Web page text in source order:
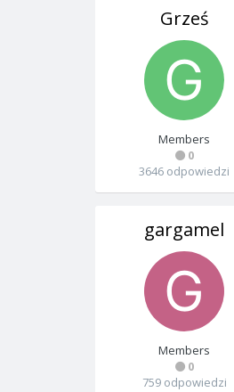
Grześ
Members
0
3646 odpowiedzi
gargamel
Members
0
759 odpowiedzi